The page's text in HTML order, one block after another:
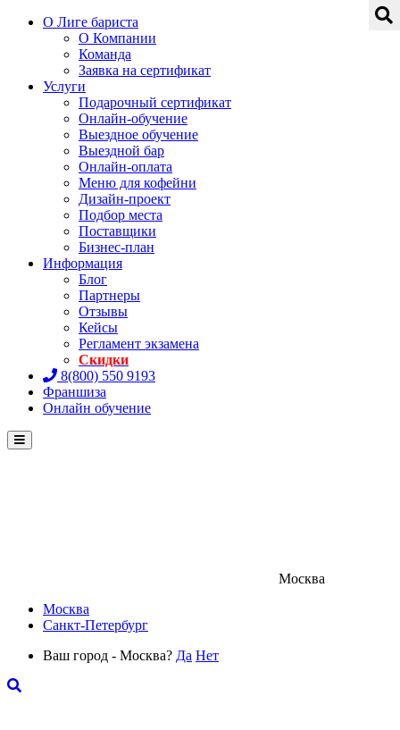
О Лиге бариста
О Компании
Команда
Заявка на сертификат
Услуги
Подарочный сертификат
Онлайн-обучение
Выездное обучение
Выездной бар
Онлайн-оплата
Меню для кофейни
Дизайн-проект
Подбор места
Поставщики
Бизнес-план
Информация
Блог
Партнеры
Отзывы
Кейсы
Регламент экзамена
Скидки
8(800) 550 9193
Франшиза
Онлайн обучение
Menu
Москва
Москва
Санкт-Петербург
Ваш город - Москва? Да Нет